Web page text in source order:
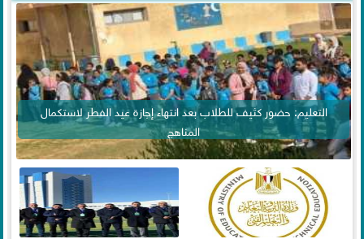
التعليم: حضور كثيف للطلاب بعد انتهاء إجازة عيد الفطر لاستكمال
المناهج